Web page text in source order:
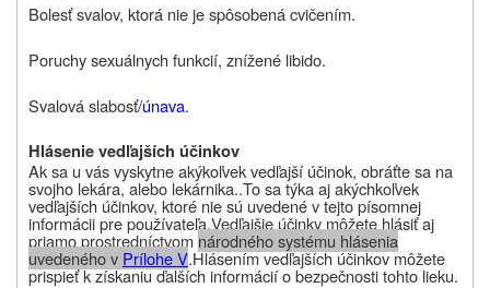
Bolesť svalov, ktorá nie je spôsobená cvičením.
Poruchy sexuálnych funkcií, znížené libido.
Svalová slabosť/únava.
Hlásenie vedľajších účinkov
Ak sa u vás vyskytne akýkoľvek vedľajší účinok, obráťte sa na
svojho lekára, alebo lekárnika..To sa týka aj akýchkoľvek
vedľajších účinkov, ktoré nie sú uvedené v tejto písomnej
informácii pre používateľa.Vedľajšie účinky môžete hlásiť aj
priamo prostredníctvom národného systému hlásenia
uvedeného v Prílohe V.Hlásením vedľajších účinkov môžete
prispieť k získaniu ďalších informácií o bezpečnosti tohto lieku.